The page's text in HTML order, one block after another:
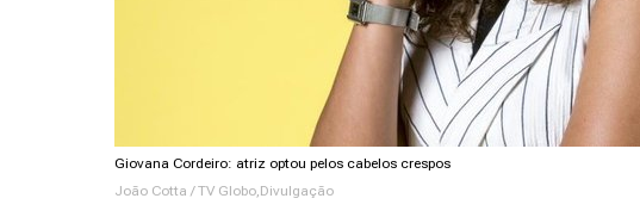
Giovana Cordeiro: atriz optou pelos cabelos crespos
João Cotta / TV Globo,Divulgação